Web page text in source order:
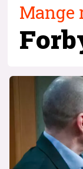
Mange